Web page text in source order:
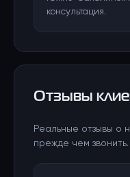
консультация.
Отзывы
Реальные отзывы о
прежде чем звонить.